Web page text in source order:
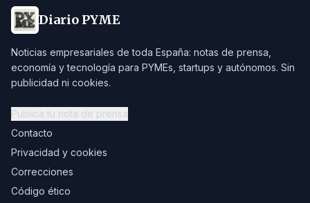
Diario PYME
Noticias empresariales de toda España: notas de prensa,
economía y tecnología para PYMEs, startups y autónomos. Sin
publicidad ni cookies.
Publica tu nota de prensa
Contacto
Privacidad y cookies
Correcciones
Código ético